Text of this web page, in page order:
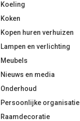
Koeling
Koken
Kopen huren verhuizen
Lampen en verlichting
Meubels
Nieuws en media
Onderhoud
Persoonlijke organisatie
Raamdecoratie